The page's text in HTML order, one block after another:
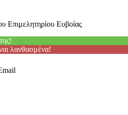
Επιμελητηρίου Ευβοίας
λανθασμένα!